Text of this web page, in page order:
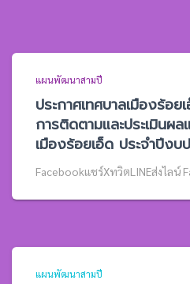
แผนพัฒนาสามปี
ประกาศเทศบาลเมืองร้อ
การติดตามและประเมินผ
เมืองร้อยเอ็ด ประจำปีง
Facebookแชร์XทวิตLINEส่งไลน์
แผนพัฒนาสามปี